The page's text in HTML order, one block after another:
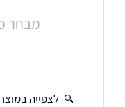
מבחר
לצפייה במוצר